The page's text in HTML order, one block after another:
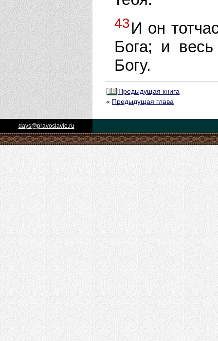
43И он
Бога; и
Богу.
Предыдущая книга
« Предыдущая глава
days@pravoslavie.ru